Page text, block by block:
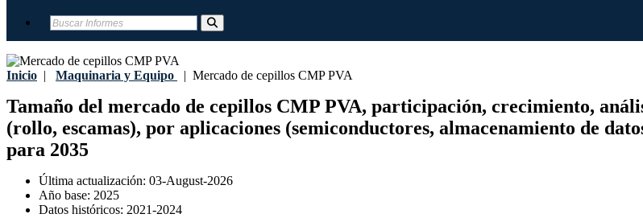
Inicio | Maquinaria y Equipo | Mercado de cepillos CMP PVA
Tamaño del mercado de cepillos CMP PVA, participación, crecimiento,
(rollo, escamas), por aplicaciones (semiconductores, almacenamiento de
para 2035
Última actualización: 03-August-2026
Año base: 2025
Datos históricos: 2021-2024